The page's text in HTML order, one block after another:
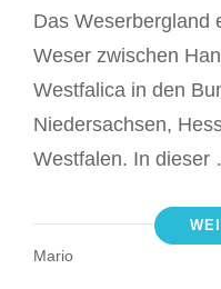
Das Weserbergland
Weser zwischen
Westfalica in den
Niedersachsen,
Westfalen. In dieser
Mario